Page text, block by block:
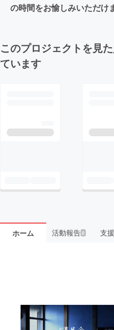
の時間をお愉しみいただけ
このプロジェクトを見
ています
ホーム 活動報告8 支